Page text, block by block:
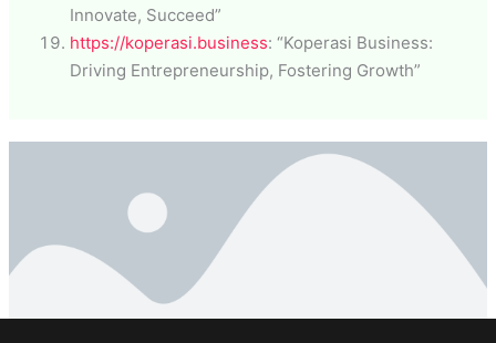
Innovate, Succeed”
https://koperasi.business: “Koperasi Business:
Driving Entrepreneurship, Fostering Growth”